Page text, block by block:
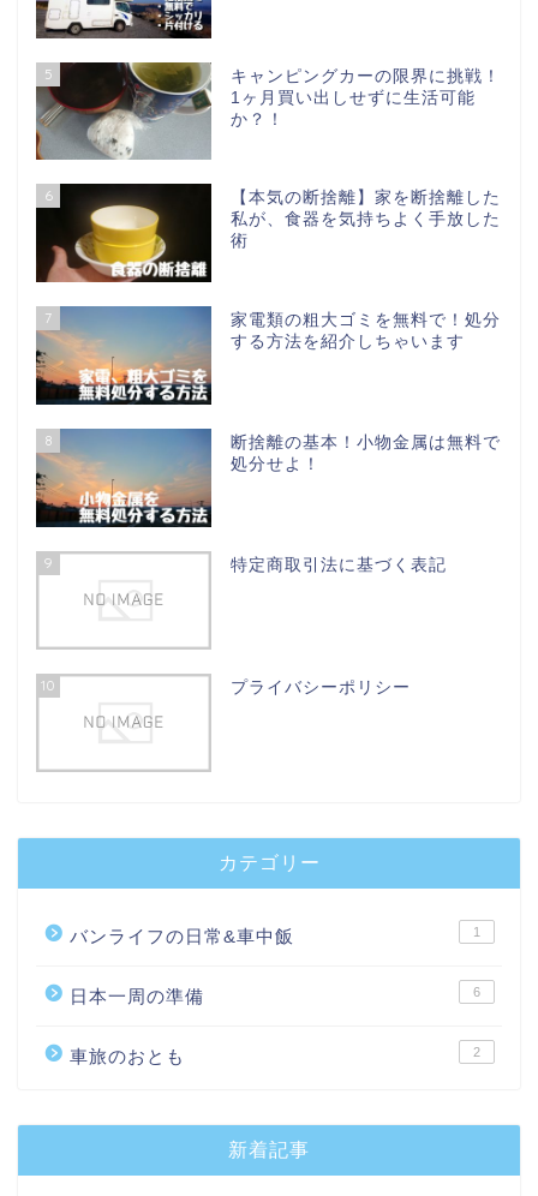
5
キャンピングカーの限界に挑戦！
1ヶ月買い出しせずに生活可能
か？！
6
【本気の断捨離】家を断捨離した
私が、食器を気持ちよく手放した
術
7
家電類の粗大ゴミを無料で！処分
する方法を紹介しちゃいます
8
断捨離の基本！小物金属は無料で
処分せよ！
9 特定商取引法に基づく表記
10 プライバシーポリシー
カテゴリー
バンライフの日常&車中飯 1
日本一周の準備 6
車旅のおとも 2
新着記事